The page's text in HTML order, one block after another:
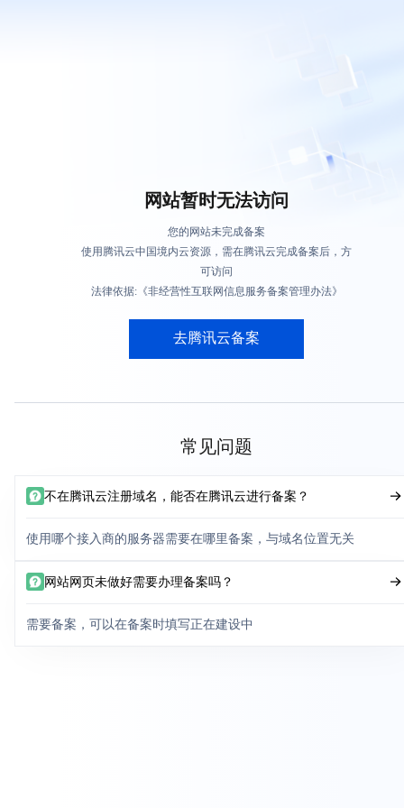
网站暂时无法访问
您的网站未完成备案
使用腾讯云中国境内云资源，需在腾讯云完成备案后，方
可访问
法律依据:《非经营性互联网信息服务备案管理办法》
去腾讯云备案
常见问题
不在腾讯云注册域名，能否在腾讯云进行备案？
使用哪个接入商的服务器需要在哪里备案，与域名位置无关
网站网页未做好需要办理备案吗？
需要备案，可以在备案时填写正在建设中